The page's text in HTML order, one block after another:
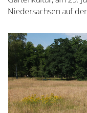
Niedersachsen auf